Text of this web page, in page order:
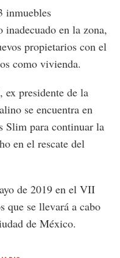
inmuebles
inadecuado en la zona,
propietarios con el
como vivienda.
presidente de la
se encuentra en
Slim para continuar la
en el rescate del
de 2019 en el VII
que se llevará a cabo
de México.